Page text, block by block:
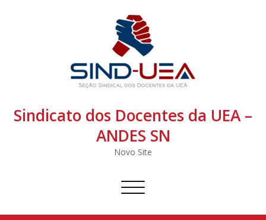
Sindicato dos Docentes da UEA –
ANDES SN
Novo Site
Alternar